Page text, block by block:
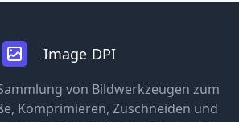
Image DPI
von Bildwerkzeugen zum
Komprimieren, Zuschneiden und